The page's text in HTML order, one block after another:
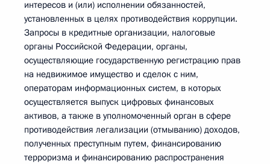
интересов и (или) исполнении обязанностей,
установленных в целях противодействия коррупции.
Запросы в кредитные организации, налоговые
органы Российской Федерации, органы,
осуществляющие государственную регистрацию прав
на недвижимое имущество и сделок с ним,
операторам информационных систем, в которых
осуществляется выпуск цифровых финансовых
активов, а также в уполномоченный орган в сфере
противодействия легализации (отмыванию) доходов,
полученных преступным путем, финансированию
терроризма и финансированию распространения